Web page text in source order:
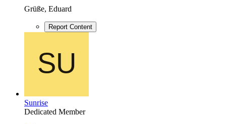
Grüße, Eduard
Report Content
Sunrise
Dedicated Member